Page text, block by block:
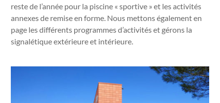
reste de l’année pour la piscine « sportive » et les activités
annexes de remise en forme. Nous mettons également en
page les différents programmes d’activités et gérons la
signalétique extérieure et intérieure.